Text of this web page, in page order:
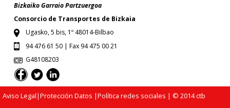
Bizkaiko Garraio Partzuergoa
Consorcio de Transportes de Bizkaia
Ugasko, 5 bis, 1º 48014-Bilbao
94 476 61 50 | Fax 94 475 00 21
G48108203
Aviso Legal|Protección Datos |Política redes sociales | © 2014 ctb